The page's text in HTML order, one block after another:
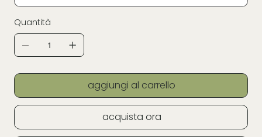
Quantità
aggiungi al carrello
acquista ora